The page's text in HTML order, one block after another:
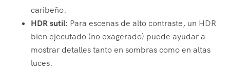
caribeño.
HDR sutil: Para escenas de alto contraste, un HDR
bien ejecutado (no exagerado) puede ayudar a
mostrar detalles tanto en sombras como en altas
luces.